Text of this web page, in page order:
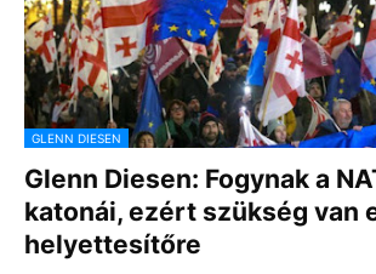
GLENN DIESEN
Glenn Diesen: Fogynak a
katonái, ezért szükség van
helyettesítőre